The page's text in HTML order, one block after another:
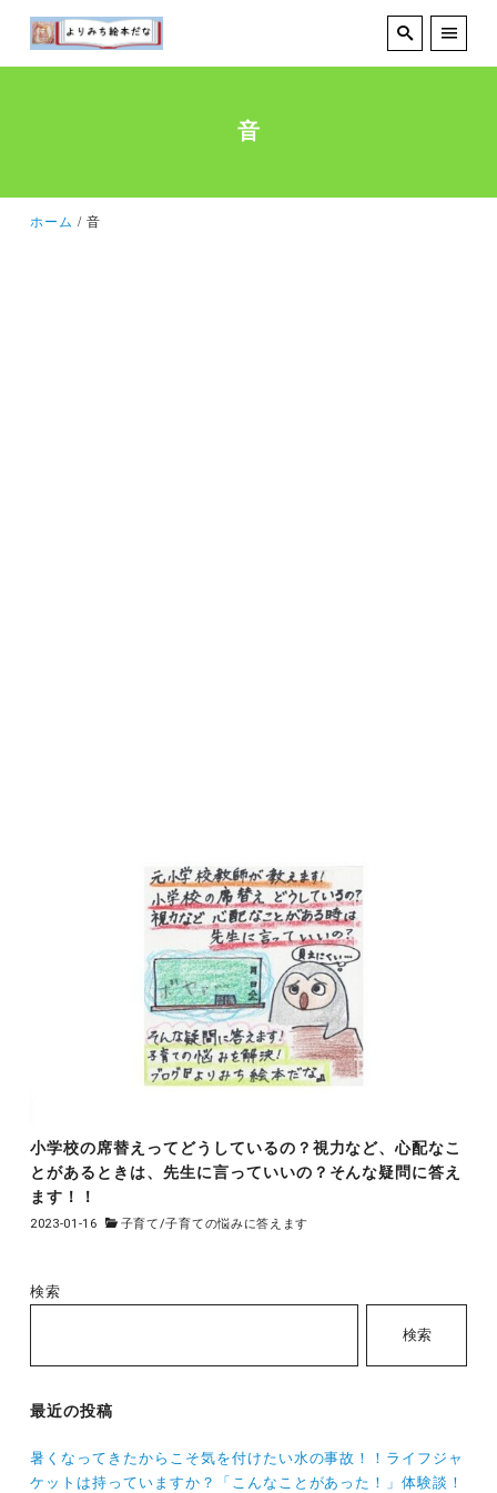
音
ホーム 音
小学校の席替えってどうしているの？視力など、心配なこ
とがあるときは、先生に言っていいの？そんな疑問に答え
ます！！
2023-01-16 子育て/子育ての悩みに答えます
検索
検索
最近の投稿
暑くなってきたからこそ気を付けたい水の事故！！ライフジャ
ケットは持っていますか？「こんなことがあった！」体験談！